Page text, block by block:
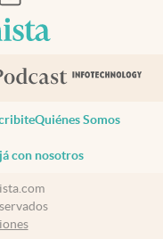
Quiénes Somos
con nosotros